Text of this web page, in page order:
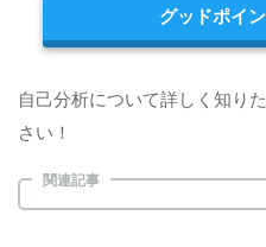
グッドポイ
自己分析について詳しく知り
さい！
関連記事